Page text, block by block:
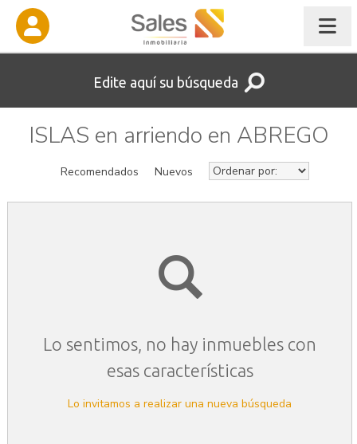
Edite aquí su búsqueda
ISLAS en arriendo en ABREGO
Recomendados Nuevos
Lo sentimos, no hay inmuebles con
esas características
Lo invitamos a realizar una nueva búsqueda